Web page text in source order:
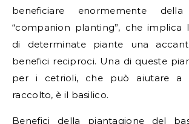
beneficiare enormemente
“companion planting”, che implica
di determinate piante una
benefici reciproci. Una di queste
per i cetrioli, che può aiutare a
raccolto, è il basilico.
Benefici della piantagione del